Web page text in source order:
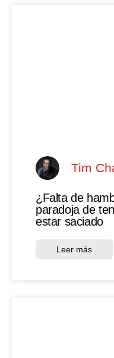
Tim
¿Falta de
paradoja de
estar saciado
Leer más